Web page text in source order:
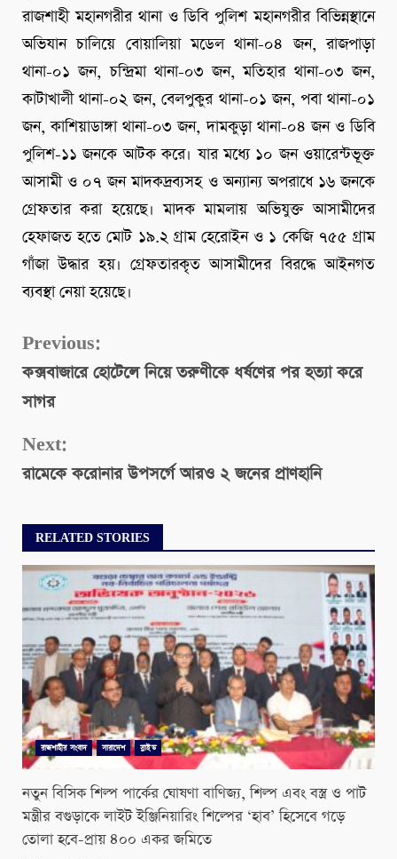
রাজশাহী মহানগরীর থানা ও ডিবি পুলিশ মহানগরীর বিভিন্নস্থানে
অভিযান চালিয়ে বোয়ালিয়া মডেল থানা-০৪ জন, রাজপাড়া
থানা-০১ জন, চন্দ্রিমা থানা-০৩ জন, মতিহার থানা-০৩ জন,
কাটাখালী থানা-০২ জন, বেলপুকুর থানা-০১ জন, পবা থানা-০১
জন, কাশিয়াডাঙ্গা থানা-০৩ জন, দামকুড়া থানা-০৪ জন ও ডিবি
পুলিশ-১১ জনকে আটক করে। যার মধ্যে ১০ জন ওয়ারেন্টভূক্ত
আসামী ও ০৭ জন মাদকদ্রব্যসহ ও অন্যান্য অপরাধে ১৬ জনকে
গ্রেফতার করা হয়েছে। মাদক মামলায় অভিযুক্ত আসামীদের
হেফাজত হতে মোট ১৯.২ গ্রাম হেরোইন ও ১ কেজি ৭৫৫ গ্রাম
গাঁজা উদ্ধার হয়। গ্রেফতারকৃত আসামীদের বিরদ্ধে আইনগত
ব্যবস্থা নেয়া হয়েছে।
Continue
Reading
Previous:
কক্সবাজারে হোটেলে নিয়ে তরুণীকে ধর্ষণের পর হত্যা করে
সাগর
Next:
রামেকে করোনার উপসর্গে আরও ২ জনের প্রাণহানি
RELATED STORIES
রাজশাহীর সংবাদ সারাদেশ স্লাইড
নতুন বিসিক শিল্প পার্কের ঘোষণা বাণিজ্য, শিল্প এবং বস্ত্র ও পাট
মন্ত্রীর বগুড়াকে লাইট ইঞ্জিনিয়ারিং শিল্পের ‘হাব’ হিসেবে গড়ে
তোলা হবে-প্রায় ৪০০ একর জমিতে